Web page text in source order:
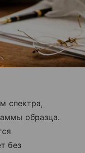
спектра,
образца.
без